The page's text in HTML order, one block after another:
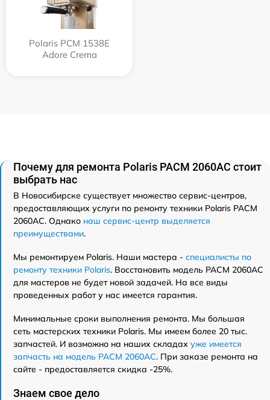
Polaris PCM 1538E
Adore Crema
Почему для ремонта Polaris PACM 2060AC стоит
выбрать нас
В Новосибирске существует множество сервис-центров,
предоставляющих услуги по ремонту техники Polaris PACM
2060AC. Однако наш сервис-центр выделяется
преимуществами.
Мы ремонтируем Polaris. Наши мастера - специалисты по
ремонту техники Polaris. Восстановить модель PACM 2060AC
для мастеров не будет новой задачей. На все виды
проведенных работ у нас имеется гарантия.
Минимальные сроки выполнения ремонта. Мы большая
сеть мастерских техники Polaris. Мы имеем более 20 тыс.
запчастей. И возможно на наших складах уже имеется
запчасть на модель PACM 2060AC. При заказе ремонта на
сайте - предоставляется скидка -25%.
Знаем свое дело